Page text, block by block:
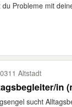
du Probleme mit
Altstadt
in
sucht